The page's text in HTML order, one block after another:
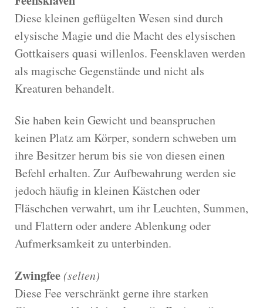
Diese kleinen geflügelten Wesen sind durch
elysische Magie und die Macht des elysischen
Gottkaisers quasi willenlos. Feensklaven werden
als magische Gegenstände und nicht als
Kreaturen behandelt.
Sie haben kein Gewicht und beanspruchen
keinen Platz am Körper, sondern schweben um
ihre Besitzer herum bis sie von diesen einen
Befehl erhalten. Zur Aufbewahrung werden sie
jedoch häufig in kleinen Kästchen oder
Fläschchen verwahrt, um ihr Leuchten, Summen,
und Flattern oder andere Ablenkung oder
Aufmerksamkeit zu unterbinden.
Zwingfee (selten)
Diese Fee verschränkt gerne ihre starken